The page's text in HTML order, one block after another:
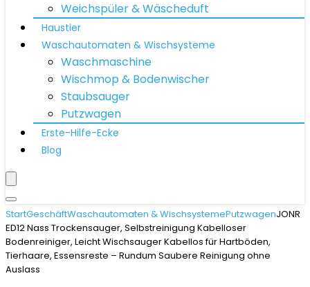
Weichspüler & Wäscheduft
Haustier
Waschautomaten & Wischsysteme
Waschmaschine
Wischmop & Bodenwischer
Staubsauger
Putzwagen
Erste-Hilfe-Ecke
Blog
StartGeschäftWaschautomaten & WischsystemePutzwagenJONR
ED12 Nass Trockensauger, Selbstreinigung Kabelloser
Bodenreiniger, Leicht Wischsauger Kabellos für Hartböden,
Tierhaare, Essensreste – Rundum Saubere Reinigung ohne
Auslass